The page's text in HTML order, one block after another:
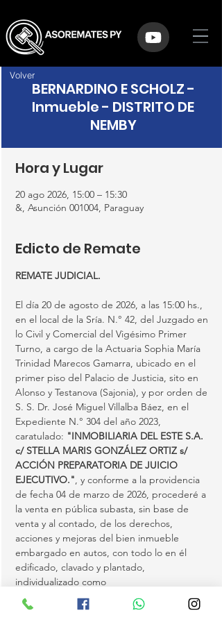
BERNARDINO E SCHOLZ -
Inmueble - DISTRITO DE
NEMBY
Hora y Lugar
20 ago 2026, 15:00 – 15:30
&, Asunción 001004, Paraguay
Edicto de Remate
REMATE JUDICIAL.
El día 20 de agosto de 2026, a las 15:00 hs.,
en el local de la Sría. N.° 42, del Juzgado en
lo Civil y Comercial del Vigésimo Primer
Turno, a cargo de la Actuaria Sophia María
Trinidad Marecos Gamarra, ubicado en el
primer piso del Palacio de Justicia, sito en
Alonso y Testanova (Sajonia), y por orden de
S. S. Dr. José Miguel Villalba Báez, en el
Expediente N.° 304 del año 2023,
caratulado: "INMOBILIARIA DEL ESTE S.A.
c/ STELLA MARIS GONZÁLEZ ORTIZ s/
ACCIÓN PREPARATORIA DE JUICIO
EJECUTIVO.", y conforme a la providencia
de fecha 04 de marzo de 2026, procederé a
la venta en pública subasta, sin base de
venta y al contado, de los derechos,
acciones y mejoras del bien inmueble
embargado en autos, con todo lo en él
edificado, clavado y plantado,
individualizado como
LOTE N.° 4 DE LA MANZANA 41 DEL
Volver